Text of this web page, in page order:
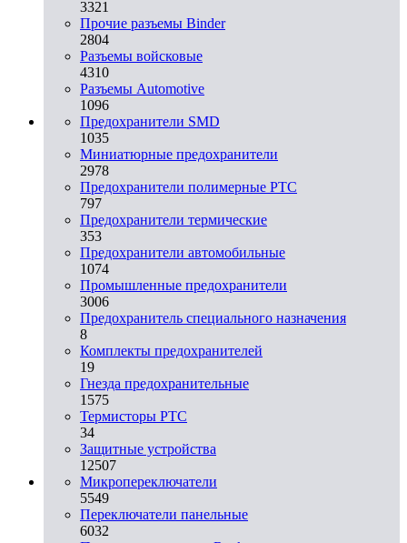
3321
Прочие разъемы Binder
2804
Разъемы войсковые
4310
Разъeмы Automotive
1096
Предохранители SMD
1035
Миниатюрные предохранители
2978
Предохранители полимерные PTC
797
Предохранители термические
353
Предохранители автомобильные
1074
Промышленные предохранители
3006
Предохранитель специального назначения
8
Комплекты предохранителей
19
Гнезда предохранительные
1575
Термисторы PTC
34
Защитные устройства
12507
Микропереключатели
5549
Переключатели панельные
6032